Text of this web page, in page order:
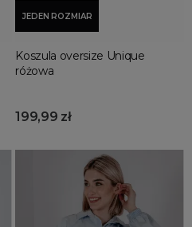
JEDEN ROZMIAR
Koszula oversize Unique
różowa
199,99 zł